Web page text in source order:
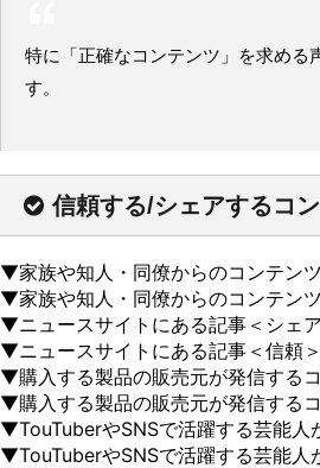
特に「正確なコンテンツ」を求める
す。
信頼する/シェアするコン
▼家族や知人・同僚からのコンテン
▼家族や知人・同僚からのコンテン
▼ニュースサイトにある記事＜シェ
▼ニュースサイトにある記事＜信頼
▼購入する製品の販売元が発信する
▼購入する製品の販売元が発信する
▼TouTuberやSNSで活躍する芸能人
▼TouTuberやSNSで活躍する芸能